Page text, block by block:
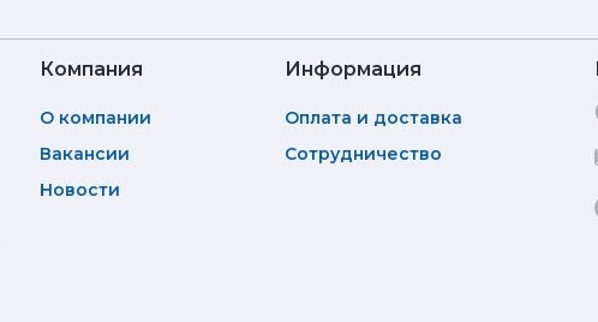
Компания
О компании
Вакансии
Новости
Информация
Оплата и доставка
Сотрудничество